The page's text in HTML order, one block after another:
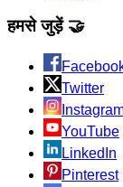
हमसे जुड़ें 🤝
Twitter
YouTube
LinkedIn
Pinterest